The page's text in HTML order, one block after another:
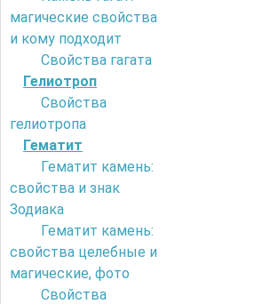
магические свойства
и кому подходит
Свойства гагата
Гелиотроп
Свойства
гелиотропа
Гематит
Гематит камень:
свойства и знак
Зодиака
Гематит камень:
свойства целебные и
магические, фото
Свойства